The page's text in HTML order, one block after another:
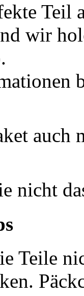
Teil
wir
auch
nicht
Teile